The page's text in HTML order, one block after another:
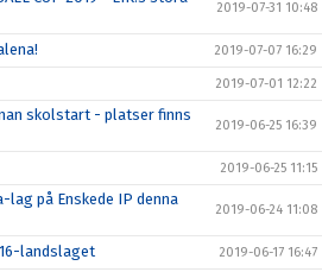
2019-07-31 10:48
2019-07-07 16:29
2019-07-01 12:22
skolstart - platser finns
2019-06-25 16:39
2019-06-25 11:15
lag på Enskede IP denna
2019-06-24 11:08
landslaget 2019-06-17 16:47